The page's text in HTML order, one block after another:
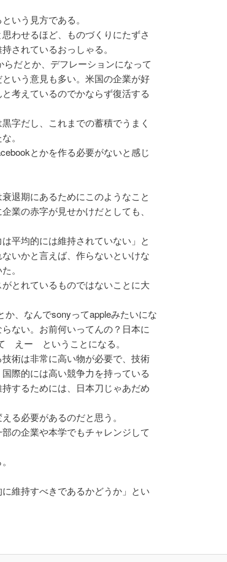
いう見方である。
わせるほど、ものづくりにたずさ
されているおっしゃる。
だとか、デフレーションになって
いう意見も多い。米国の企業が好
考えているのでかならず復活する
字だし、これまでの蓄積でうまく
。
とかを作る必要がないと感じ
退期にあるためにこのようなこと
業の赤字が見せかけだとしても、
平均的には維持されていない」と
いかと言えば、作らないといけな
。
とれているものではないことに大
、なんでsonyってappleみたいにな
ない。お前何いってんの？日本に
えー ということになる。
術は非常に高い物が必要で、技術
際的には高い競争力を持っている
するためには、日本刀じゃあだめ
る必要があるのだと思う。
の企業や本学でもチャレンジして
維持すべきであるかどうか」とい